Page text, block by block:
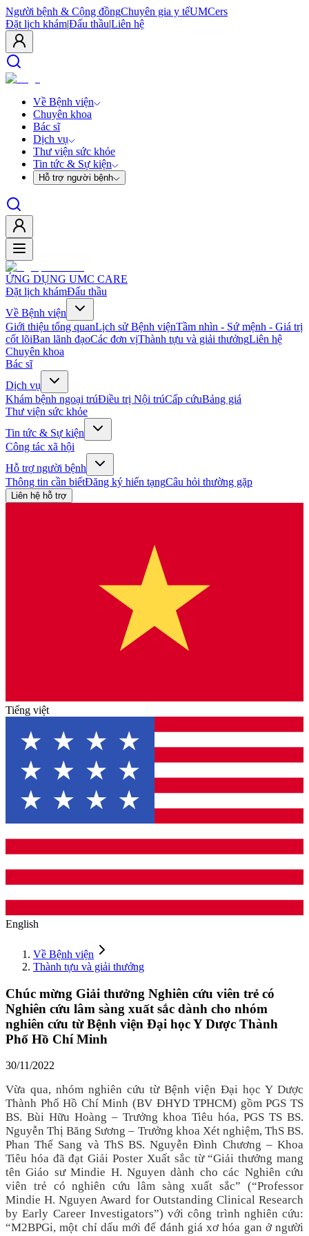
Người bệnh & Cộng đồngChuyên gia y tếUMCers
Đặt lịch khám|Đấu thầu|Liên hệ
Về Bệnh viện
Chuyên khoa
Bác sĩ
Dịch vụ
Thư viện sức khỏe
Tin tức & Sự kiện
Hỗ trợ người bệnh
ỨNG DỤNG UMC CARE
Đặt lịch khámĐấu thầu
Về Bệnh viện
Giới thiệu tổng quanLịch sử Bệnh việnTầm nhìn - Sứ mệnh - Giá trị
cốt lõiBan lãnh đạoCác đơn vịThành tựu và giải thưởngLiên hệ
Chuyên khoa
Bác sĩ
Dịch vụ
Khám bệnh ngoại trúĐiều trị Nội trúCấp cứuBảng giá
Thư viện sức khỏe
Tin tức & Sự kiện
Công tác xã hội
Hỗ trợ người bệnh
Thông tin cần biếtĐăng ký hiến tạngCâu hỏi thường gặp
Liên hệ hỗ trợ
Tiếng việt
English
Về Bệnh viện
Thành tựu và giải thưởng
Chúc mừng Giải thưởng Nghiên cứu viên trẻ có
Nghiên cứu lâm sàng xuất sắc dành cho nhóm
nghiên cứu từ Bệnh viện Đại học Y Dược Thành
Phố Hồ Chí Minh
30/11/2022
Vừa qua, nhóm nghiên cứu từ Bệnh viện Đại học Y Dược
Thành Phố Hồ Chí Minh (BV ĐHYD TPHCM) gồm PGS TS
BS. Bùi Hữu Hoàng – Trưởng khoa Tiêu hóa, PGS TS BS.
Nguyễn Thị Băng Sương – Trưởng khoa Xét nghiệm, ThS BS.
Phan Thế Sang và ThS BS. Nguyễn Đình Chương – Khoa
Tiêu hóa đã đạt Giải Poster Xuất sắc từ “Giải thưởng mang
tên Giáo sư Mindie H. Nguyen dành cho các Nghiên cứu
viên trẻ có nghiên cứu lâm sàng xuất sắc” (“Professor
Mindie H. Nguyen Award for Outstanding Clinical Research
by Early Career Investigators”) với công trình nghiên cứu:
“M2BPGi, một chỉ dấu mới để đánh giá xơ hóa gan ở người